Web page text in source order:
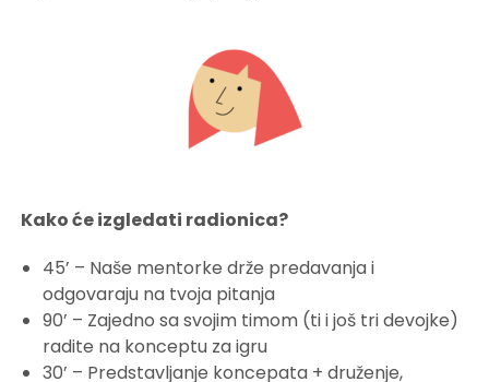
Kako će izgledati radionica?
45’ – Naše mentorke drže predavanja i
odgovaraju na tvoja pitanja
90’ – Zajedno sa svojim timom (ti i još tri devojke)
radite na konceptu za igru
30’ – Predstavljanje koncepata + druženje,